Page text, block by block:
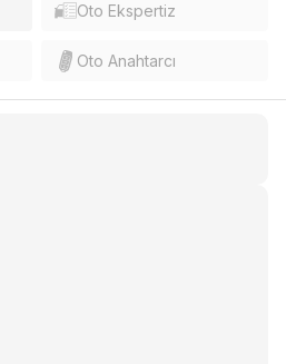
Oto Ekspertiz
Oto Anahtarcı